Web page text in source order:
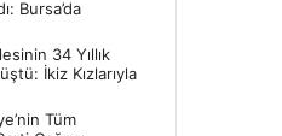
Bursa’da
34 Yıllık
İkiz Kızlarıyla
Tüm